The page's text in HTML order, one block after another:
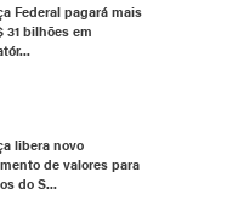
Federal pagará mais
31 bilhões em
libera novo
de valores para
do S...